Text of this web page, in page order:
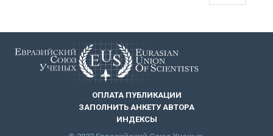
ОПЛАТА ПУБЛИКАЦИИ
ЗАПОЛНИТЬ АНКЕТУ АВТОРА
ИНДЕКСЫ